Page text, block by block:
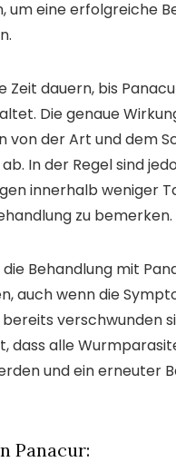
um eine erfolgreiche
Zeit dauern, bis
Die genaue
von der Art und dem
In der Regel sind
innerhalb weniger
zu bemerken.
die Behandlung mit
auch wenn die
verschwunden
dass alle
und ein erneuter
Panacur: